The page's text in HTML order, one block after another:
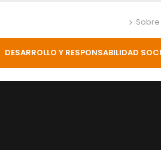
DESARROLLO Y RESPONSABILIDAD